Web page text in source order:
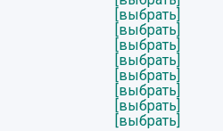
[выбрать]
[выбрать]
[выбрать]
[выбрать]
[выбрать]
[выбрать]
[выбрать]
[выбрать]